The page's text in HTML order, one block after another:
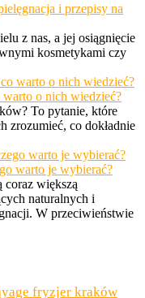
i przepisy na
z nas, a jej osiągnięcie
kosmetykami czy
o nich wiedzieć?
To pytanie, które
zrozumieć, co dokładnie
warto je wybierać?
coraz większą
naturalnych i
W przeciwieństwie
fryzjer kraków